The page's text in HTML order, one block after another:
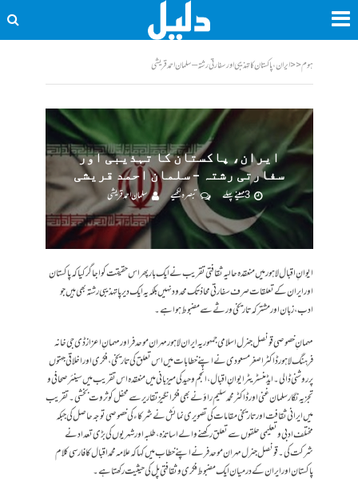
ہوم<<ایران، پاکستان کا تہذیبی اور سفارتی رشتہ – سلمان احمد قریشی
ایران، پاکستان کا تہذیبی اور
سفارتی رشتہ – سلمان احمد قریشی
3 مہینے پہلے
تبصرہ لکھیے سلمان احمد قریشی
ایوانِ اقبال لاہور میں منعقدہ حالیہ ثقافتی تقریب نے ایک بار پھر اس حقیقت کو اجاگر کیا کہ پاکستان
اور ایران کے تعلقات صرف سفارتی محاذ تک محدود نہیں بلکہ یہ ایک دیرپا تہذیبی رشتہ بھی ہیں جو
ادب، زبان اور مشترکہ تاریخی ورثے سے مضبوط ہوا ہے۔
مہمانِ خصوصی قونصل جنرل اسلامی جمہوریہ ایران لاہور مہران موحدفر اور مہمانِ اعزاز ڈی جی خانہ
فرہنگ لاہور ڈاکٹر اصغر مسعودی نے اپنے خطابات میں اس تعلق کی تاریخی، فکری اور اخلاقی جہتوں
پر روشنی ڈالی۔ایڈمنسٹریٹر ایوانِ اقبال، انجم وحید کی میزبانی میں منعقدہ اس تقریب میں سینئر صحافی و
تجزیہ نگار سلمان غنی اور ڈاکٹر محمد سلیم راؤ نے بھی فکر انگیز تقاریر سے محفل کو ثروت بخشی۔ تقریب
میں ایرانی ثقافت اور تاریخی مقامات کی تصویری نمائش نے شرکاء کی خصوصی توجہ حاصل کی جبکہ
مختلف ادبی و تعلیمی حلقوں سے تعلق رکھنے والے اساتذہ، طلبہ اور شہریوں کی بڑی تعداد نے
شرکت کی۔قونصل جنرل مہران موحدفر نے اپنے خطاب میں کہا کہ علامہ محمد اقبال کا فارسی کلام
پاکستان اور ایران کے درمیان ایک مضبوط فکری و ثقافتی پل کی حیثیت رکھتا ہے۔